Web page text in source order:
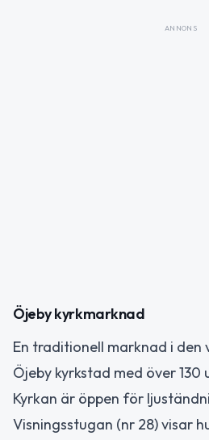
ANNONS
Öjeby kyrkmarknad
En traditionell marknad i den
Öjeby kyrkstad med över 130
Kyrkan är öppen för
Visningsstugan (nr 28) visar